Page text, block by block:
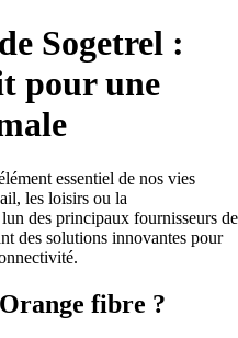
Sogetrel :
pour une
essentiel de nos vies
les loisirs ou la
des principaux fournisseurs de
des solutions innovantes pour
fibre ?